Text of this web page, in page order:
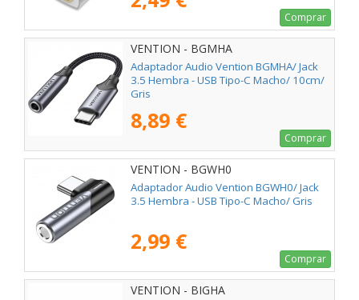
Comprar
VENTION - BGMHA
Adaptador Audio Vention BGMHA/ Jack
3.5 Hembra - USB Tipo-C Macho/ 10cm/
Gris
8,89 €
Comprar
VENTION - BGWH0
Adaptador Audio Vention BGWH0/ Jack
3.5 Hembra - USB Tipo-C Macho/ Gris
2,99 €
Comprar
VENTION - BIGHA